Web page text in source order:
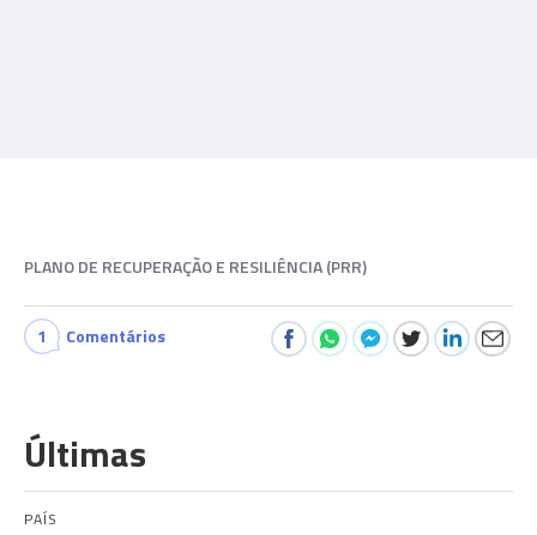
PLANO DE RECUPERAÇÃO E RESILIÊNCIA (PRR)
1 Comentários
Últimas
PAÍS